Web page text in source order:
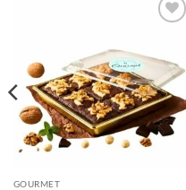
liste
GOURMET